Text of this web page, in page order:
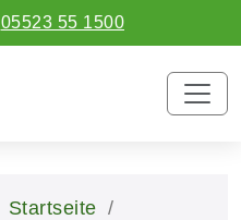
05523 55 1500
Startseite